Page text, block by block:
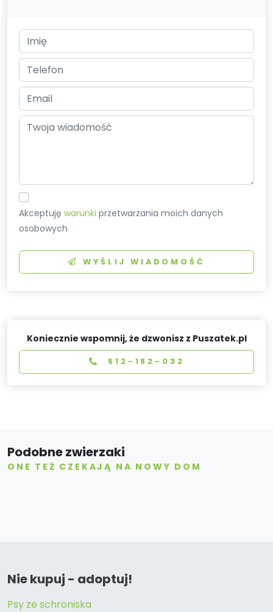
Akceptujęwarunki przetwarzania moich danych
osobowych
WYŚLIJ WIADOMOŚĆ
Koniecznie wspomnij, że dzwonisz z Puszatek.pl
512-182-032
Podobne zwierzaki
ONE TEŻ CZEKAJĄ NA NOWY DOM
Nie kupuj - adoptuj!
Psy ze schroniska